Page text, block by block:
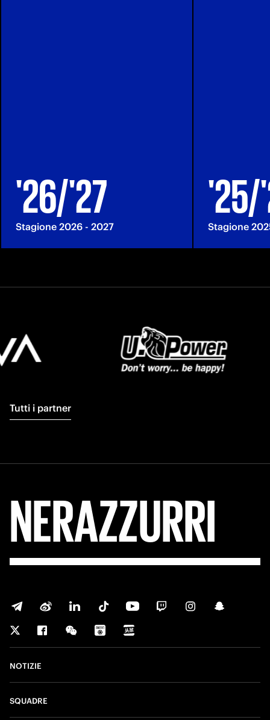
'26/'27
Stagione 2026 - 2027
'25/
Stagione
Tutti i partner
NERAZZURRI
NOTIZIE
SQUADRE